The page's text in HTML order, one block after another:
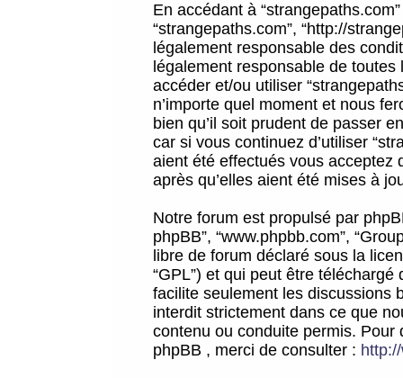
En accédant à
“strangepaths.com”, “http://
légalement responsable des
légalement responsable de
accéder et/ou utiliser
n’importe quel moment et nous
bien qu’il soit prudent de passer
car si vous continuez d’utiliser
aient été effectués vous acceptez
après qu’elles aient été mises à
Notre forum est propulsé par
phpBB”, “www.phpbb.com”,
libre de forum déclaré sous la
“GPL”) et qui peut être téléchargé
facilite seulement les discussions
interdit strictement dans ce que
contenu ou conduite permis.
phpBB , merci de consulter :